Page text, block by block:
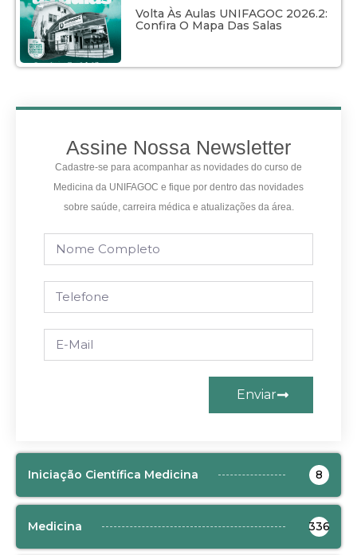
Volta Às Aulas UNIFAGOC 2026.2:
Confira O Mapa Das Salas
Assine Nossa Newsletter
Cadastre-se para acompanhar as novidades do curso de
Medicina da UNIFAGOC e fique por dentro das novidades
sobre saúde, carreira médica e atualizações da área.
Enviar
Iniciação Científica Medicina 8
Medicina 336